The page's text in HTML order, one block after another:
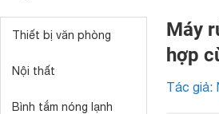
Thiết bị văn phòng
Nội thất
Bình tắm nóng lạnh
Máy
hợp
Tác giả: